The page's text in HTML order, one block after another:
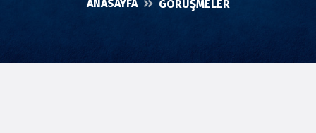
ANASAYFA GÖRÜŞMELER